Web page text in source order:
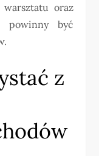
warsztatu oraz
powinny być
z